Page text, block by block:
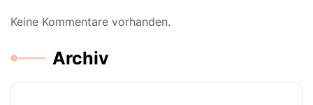
Keine Kommentare vorhanden.
Archiv